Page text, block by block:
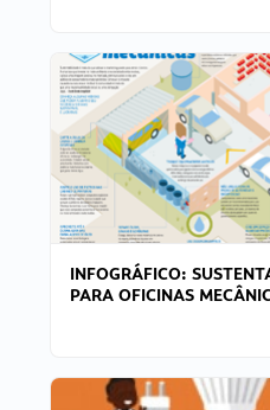
INFOGRÁFICO:
PARA OFICINAS